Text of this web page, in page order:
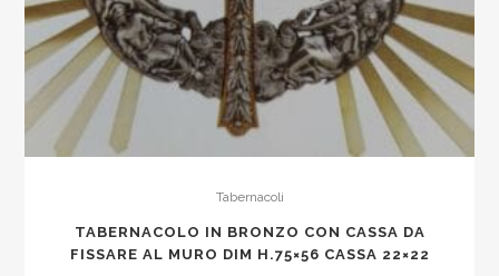
Tabernacoli
TABERNACOLO IN BRONZO CON CASSA DA
FISSARE AL MURO DIM H.75×56 CASSA 22×22